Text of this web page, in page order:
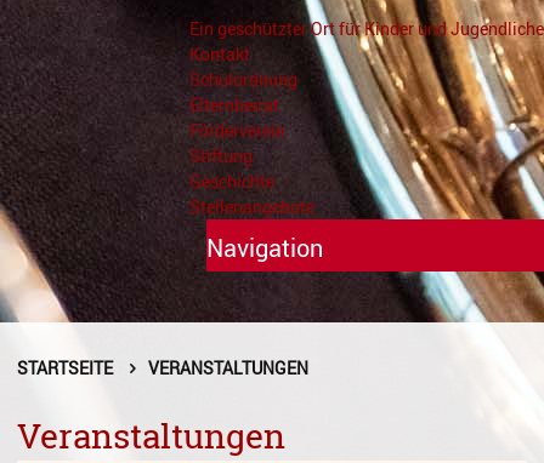
Ein geschützter Ort für Kinder und Jugendliche
Kontakt
Schulordnung
Elternbeirat
Förderverein
Stiftung
Geschichte
Stellenangebote
Navigation
Unterricht
Fächer A - Z
STARTSEITE VERANSTALTUNGEN
Veranstaltungen